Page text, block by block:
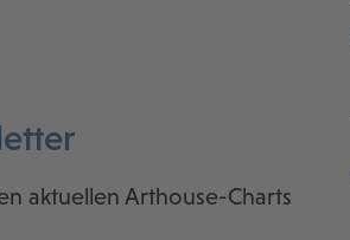
aktuellen Arthouse-Charts